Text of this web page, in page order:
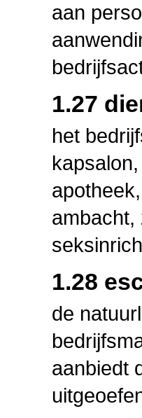
aan
1.27
het
ambacht,
1.28
de
aanbiedt